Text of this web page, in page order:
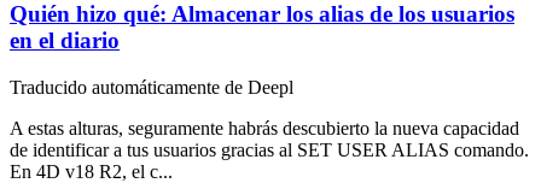
Quién hizo qué: Almacenar los alias de los usuarios
en el diario
Traducido automáticamente de Deepl
A estas alturas, seguramente habrás descubierto la nueva capacidad
de identificar a tus usuarios gracias al SET USER ALIAS comando.
En 4D v18 R2, el c...